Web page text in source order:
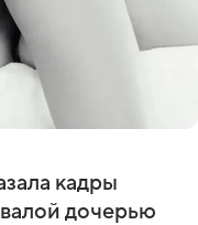
кадры
дочерью